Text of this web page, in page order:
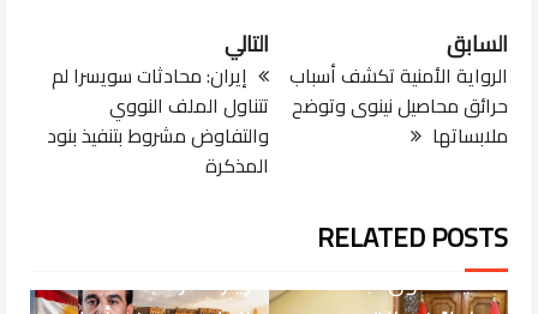
التالي
إيران: محادثات سويسرا لم
تتناول الملف النووي
والتفاوض مشروط بتنفيذ بنود
المذكرة
السابق
الرواية الأمنية تكشف أسباب
حرائق محاصيل نينوى وتوضح
ملابساتها
RELATED POSTS
الإطار التنسيقي
سيعقدون اجتماعاً
زيارة مرتقبه ... محمد